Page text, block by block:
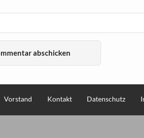
Vorstand Kontakt Datenschutz